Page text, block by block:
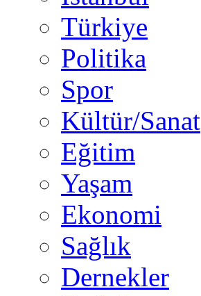
Türkiye
Politika
Spor
Kültür/Sanat
Eğitim
Yaşam
Ekonomi
Sağlık
Dernekler